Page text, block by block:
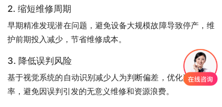
2. 缩短维修周期
早期精准发现潜在问题，避免设备大规模故障导致停产，维
护前期投入减少，节省维修成本。
3. 降低误判风险
基于视觉系统的自动识别减少人为判断偏差，优化判定准确
率，避免因误判引发的无意义维修和资源浪费。